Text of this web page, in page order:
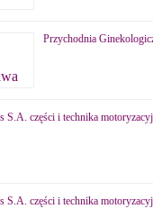
Przychodnia
S.A. części i technika
S.A. części i technika